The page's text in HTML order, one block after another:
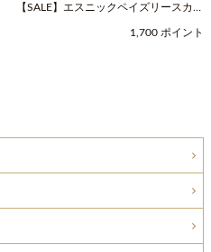
【SALE】エスニックペイズリースカー
1,700 ポイント